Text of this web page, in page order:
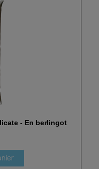
- En berlingot